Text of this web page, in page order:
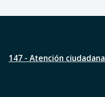
147 - Atención ciudadana